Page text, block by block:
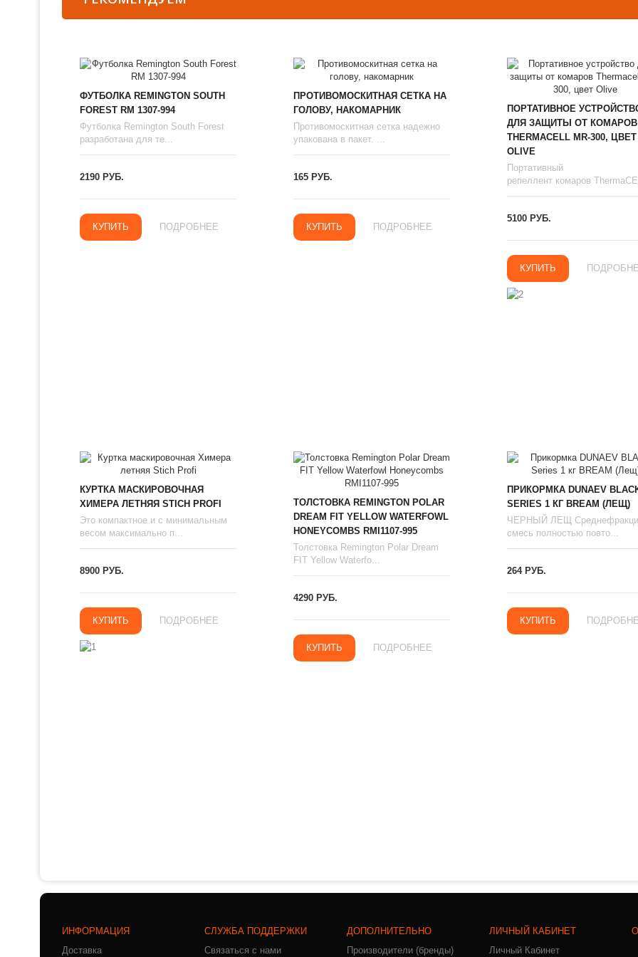
ФУТБОЛКА REMINGTON SOUTH
FOREST RM 1307-994
Футболка Remington South Forest
разработана для те...
2190 РУБ.
КУПИТЬ ПОДРОБНЕЕ
ПРОТИВОМОСКИТНАЯ СЕТКА НА
ГОЛОВУ, НАКОМАРНИК
Противомоскитная сетка надежно
упакована в пакет. ...
165 РУБ.
КУПИТЬ ПОДРОБНЕЕ
ПОРТАТИВНОЕ
ДЛЯ ЗАЩИТЫ ОТ КОМАРОВ
THERMAСЕLL MR-300, ЦВЕТ
OLIVE
Портативный
репеллент комаров
5100 РУБ.
КУПИТЬ
КУРТКА МАСКИРОВОЧНАЯ
ХИМЕРА ЛЕТНЯЯ STICH PROFI
Это компактное и с минимальным
весом максимально п...
8900 РУБ.
КУПИТЬ ПОДРОБНЕЕ
ТОЛСТОВКА REMINGTON POLAR
DREAM FIT YELLOW WATERFOWL
HONEYCOMBS RMI1107-995
Толстовка Remington Polar Dream
FIT Yellow Waterfo...
4290 РУБ.
КУПИТЬ ПОДРОБНЕЕ
ПРИКОРМКА DUNAEV
SERIES 1 КГ BREAM (ЛЕЩ)
ЧЕРНЫЙ ЛЕЩ
смесь полностью повто...
264 РУБ.
КУПИТЬ
ИНФОРМАЦИЯ
Доставка
СЛУЖБА ПОДДЕРЖКИ
Связаться с нами
ДОПОЛНИТЕЛЬНО
Производители (бренды)
ЛИЧНЫЙ КАБИНЕТ
Личный Кабинет